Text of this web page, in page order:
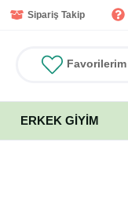
Sipariş Takip
Favorilerim
ERKEK GIYIM